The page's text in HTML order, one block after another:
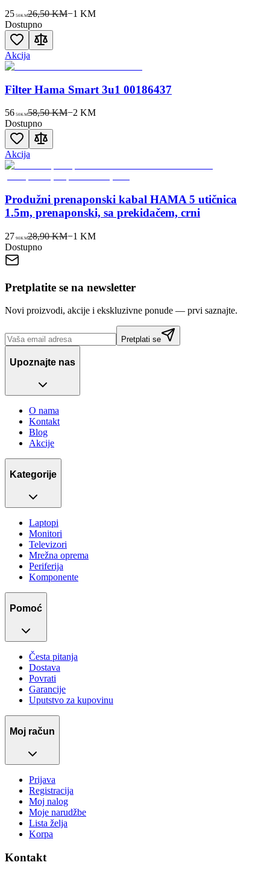
25 50KM26,50 KM−1 KM
Dostupno
Akcija
Filter Hama Smart 3u1 00186437
56 50KM58,50 KM−2KM
Dostupno
Akcija
Produžni prenaponski kabal HAMA 5 utičnica
1.5m, prenaponski, sa prekidačem, crni
27 90KM28,90 KM−1 KM
Dostupno
Pretplatite se na newsletter
Novi proizvodi, akcije i ekskluzivne ponude — prvi saznajte.
Pretplati se
Upoznajte nas
O nama
Kontakt
Blog
Akcije
Kategorije
Laptopi
Monitori
Televizori
Mrežna oprema
Periferija
Komponente
Pomoć
Česta pitanja
Dostava
Povrati
Garancije
Uputstvo za kupovinu
Moj račun
Prijava
Registracija
Moj nalog
Moje narudžbe
Lista želja
Korpa
Kontakt